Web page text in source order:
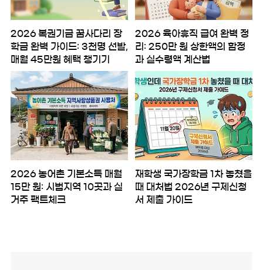
2026 복권기금 꿈사다리 장
학금 완벽 가이드: 3천명 선발,
매월 45만원 혜택 챙기기
2026 육아휴직 급여 완벽 정
리: 250만 원 상한액의 함정
과 실수령액 계산법
2026 농어촌 기본소득 매월
15만 원: 시범지역 10곳과 실
거주 팩트체크
재학생 국가장학금 1차 놓쳤을
때 대처법 2026년 구제신청
서 제출 가이드